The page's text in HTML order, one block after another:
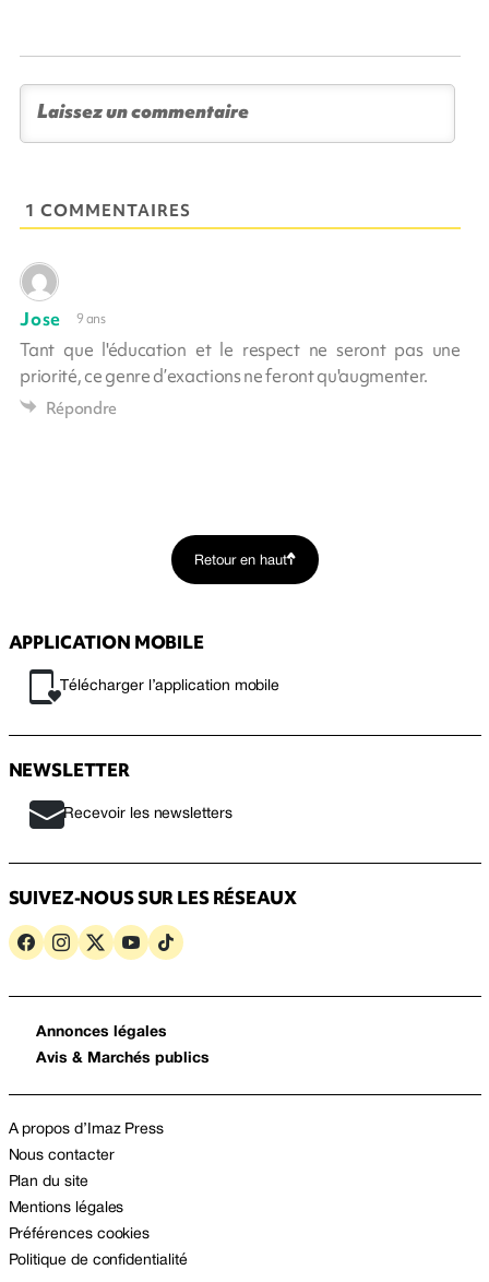
1 COMMENTAIRES
Jose 9 ans
Tant que l'éducation et le respect ne seront pas une
priorité, ce genre d’exactions ne feront qu'augmenter.
Répondre
Retour en haut
APPLICATION MOBILE
Télécharger l’application mobile
NEWSLETTER
Recevoir les newsletters
SUIVEZ-NOUS SUR LES RÉSEAUX
Annonces légales
Avis & Marchés publics
A propos d’Imaz Press
Nous contacter
Plan du site
Mentions légales
Préférences cookies
Politique de confidentialité